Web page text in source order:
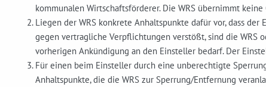
kommunalen Wirtschaftsförderer. Die WRS übernimmt
Liegen der WRS konkrete Anhaltspunkte dafür vor, dass
gegen vertragliche Verpflichtungen verstößt, sind die WRS
vorherigen Ankündigung an den Einsteller bedarf. Der
Für einen beim Einsteller durch eine unberechtigte
Anhaltspunkte, die die WRS zur Sperrung/Entfernung